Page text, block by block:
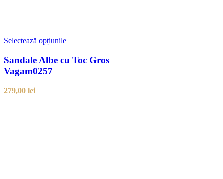
Selectează opțiunile
Sandale Albe cu Toc Gros
Vagam0257
279,00 lei